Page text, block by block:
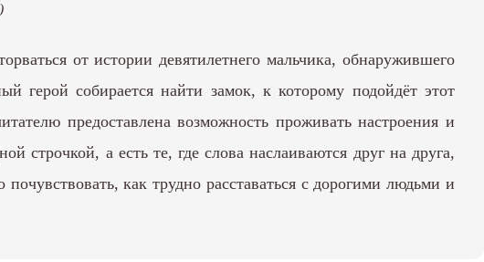
от истории девятилетнего мальчика, обнаружившего
герой собирается найти замок, к которому подойдёт этот
предоставлена возможность проживать настроения и
строчкой, а есть те, где слова наслаиваются друг на друга,
как трудно расставаться с дорогими людьми и